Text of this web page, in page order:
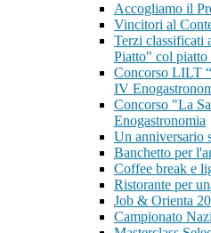
Accogliamo il
Vincitori al
Terzi classificati
Piatto" col
Concorso LILT
IV
Concorso "La
Enogastronomia
Un anniversario
Banchetto per
Coffee break e
Ristorante per
Job & Orienta
Campionato